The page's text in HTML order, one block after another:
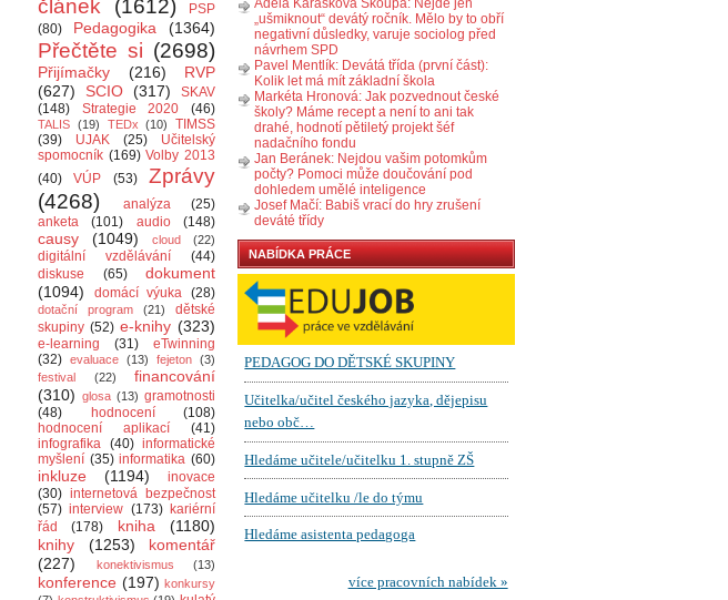
článek
(1612)
PSP
(80)
Pedagogika (1364)
Přečtěte si (2698)
Přijímačky (216)
RVP
(627)
SCIO (317)
SKAV
(148)
Strategie 2020 (46)
TALIS (19) TEDx (10)
TIMSS
(39)
UJAK (25)
Učitelský
spomocník (169) Volby 2013
(40)
VÚP (53)
Zprávy
(4268)
analýza
(25)
anketa
(101) audio (148)
causy (1049) cloud (22)
digitální vzdělávání
(44)
diskuse
(65)
dokument
(1094)
domácí výuka (28)
dotační program (21)
dětské
skupiny (52) e-knihy (323)
e-learning (31)
eTwinning
(32) evaluace (13) fejeton (3)
festival
(22)
financování
(310) glosa (13) gramotnosti
(48)
hodnocení
(108)
hodnocení aplikací
(41)
infografika (40) informatické
myšlení (35) informatika (60)
inkluze (1194)
inovace
(30) internetová bezpečnost
(57) interview (173) kariérní
řád
(178) kniha
(1180)
knihy
(1253)
komentář
(227)
konektivismus (13)
konference (197) konkursy
„ušmiknout“ devátý ročník. Mělo by to obří
negativní důsledky, varuje sociolog před
návrhem SPD
Pavel Mentlík: Devátá třída (první část):
Kolik let má mít základní škola
Markéta Hronová: Jak pozvednout české
školy? Máme recept a není to ani tak
drahé, hodnotí pětiletý projekt šéf
nadačního fondu
Jan Beránek: Nejdou vašim potomkům
počty? Pomoci může doučování pod
dohledem umělé inteligence
Josef Mačí: Babiš vrací do hry zrušení
deváté třídy
NABÍDKA PRÁCE